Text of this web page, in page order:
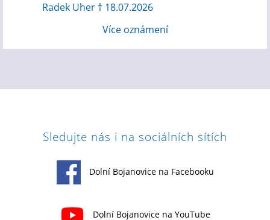
Radek Uher † 18.07.2026
Více oznámení
Sledujte nás i na sociálních sítích
Dolní Bojanovice na Facebooku
Dolní Bojanovice na YouTube